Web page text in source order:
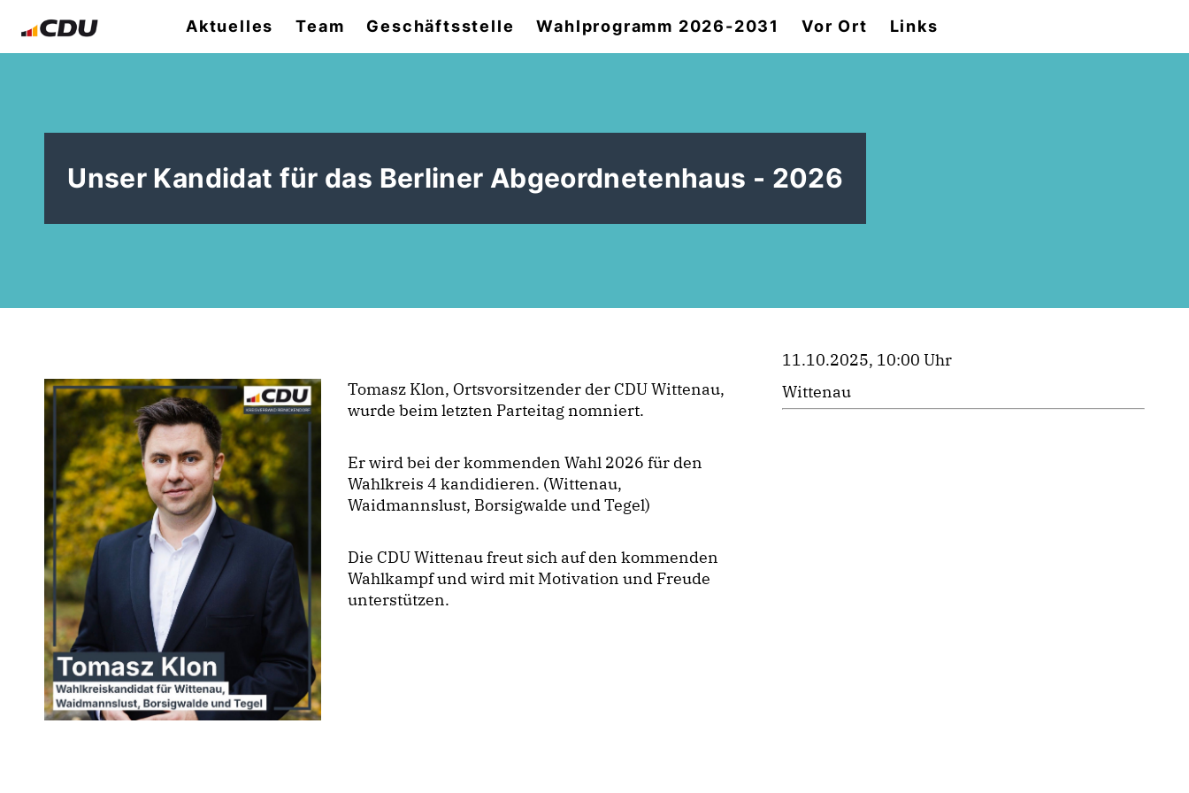
Aktuelles Team Geschäftsstelle Wahlprogramm 2026-2031 Vor Ort Links
Unser Kandidat für das Berliner Abgeordnetenhaus - 2026
Tomasz Klon, Ortsvorsitzender der CDU Wittenau,
wurde beim letzten Parteitag nomniert.
Er wird bei der kommenden Wahl 2026 für den
Wahlkreis 4 kandidieren. (Wittenau,
Waidmannslust, Borsigwalde und Tegel)
Die CDU Wittenau freut sich auf den kommenden
Wahlkampf und wird mit Motivation und Freude
unterstützen.
11.10.2025, 10:00 Uhr
Wittenau